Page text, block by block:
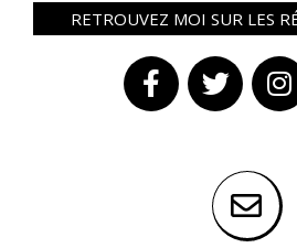
RETROUVEZ MOI SUR LES